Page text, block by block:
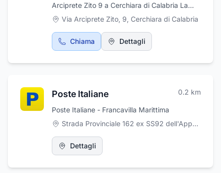
Arciprete Zito 9 a Cerchiara di Calabria La
ditta Sancineto Giuseppe garantisce la
propria assistenza e consulenza 24 ore su 24,
compresi i giorni festivi, per pratiche e servizi
di onoranze funebri sul territorio nazionale e
religioso o civile, cremazioni, tumulazioni,
la grande professionalità: la nostra azienda
esperienza, qualità, serietà, completezza del
servizio ed attenzione alle esigenze
Via Arciprete Zito, 9, Cerchiara di Calabria
Chiama Dettagli
Poste Italiane 0.2 km
Poste Italiane - Francavilla Marittima
Strada Provinciale 162 ex SS92 dell'Appennino Meridionale, Francavilla Marittima
Dettagli